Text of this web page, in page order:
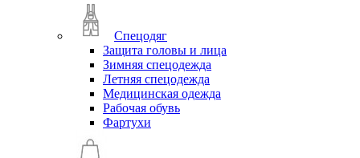
Спецодяг
Защита головы и лица
Зимняя спецодежда
Летняя спецодежда
Медицинская одежда
Рабочая обувь
Фартухи